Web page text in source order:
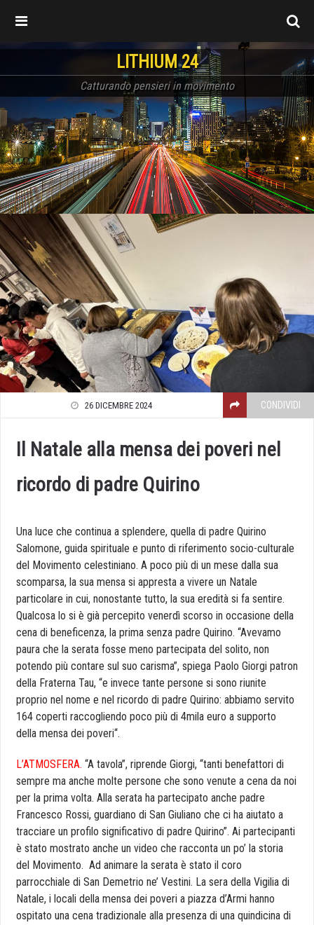
LITHIUM 24
Catturando pensieri in movimento
26 DICEMBRE 2024 CONDIVIDI
Il Natale alla mensa dei poveri nel
ricordo di padre Quirino
Una luce che continua a splendere, quella di padre Quirino
Salomone, guida spirituale e punto di riferimento socio-culturale
del Movimento celestiniano. A poco più di un mese dalla sua
scomparsa, la sua mensa si appresta a vivere un Natale
particolare in cui, nonostante tutto, la sua eredità si fa sentire.
Qualcosa lo si è già percepito venerdì scorso in occasione della
cena di beneficenza, la prima senza padre Quirino. “Avevamo
paura che la serata fosse meno partecipata del solito, non
potendo più contare sul suo carisma”, spiega Paolo Giorgi patron
della Fraterna Tau, “e invece tante persone si sono riunite
proprio nel nome e nel ricordo di padre Quirino: abbiamo servito
164 coperti raccogliendo poco più di 4mila euro a supporto
della mensa dei poveri“.
L’ATMOSFERA. “A tavola”, riprende Giorgi, “tanti benefattori di
sempre ma anche molte persone che sono venute a cena da noi
per la prima volta. Alla serata ha partecipato anche padre
Francesco Rossi, guardiano di San Giuliano che ci ha aiutato a
tracciare un profilo significativo di padre Quirino”. Ai partecipanti
è stato mostrato anche un video che racconta un po’ la storia
del Movimento. Ad animare la serata è stato il coro
parrocchiale di San Demetrio ne’ Vestini. La sera della Vigilia di
Natale, i locali della mensa dei poveri a piazza d’Armi hanno
ospitato una cena tradizionale alla presenza di una quindicina di